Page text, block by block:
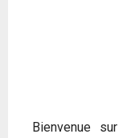
Bienvenue sur